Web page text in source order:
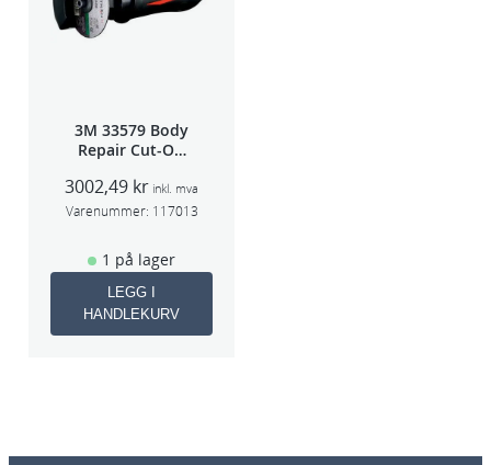
3M 33579 Body
Repair Cut-Off
75mm
3002,49 kr inkl. mva
Varenummer: 117013
1 på lager
LEGG I
HANDLEKURV